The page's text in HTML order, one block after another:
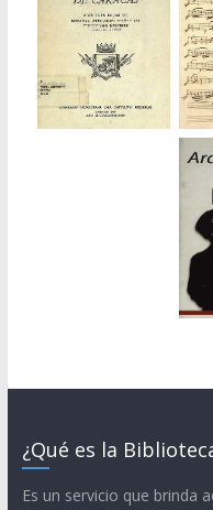
¿Qué es la
Es un servicio que brinda